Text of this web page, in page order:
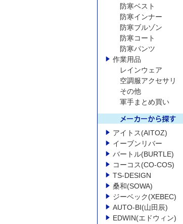
防寒ベスト
防寒インナー
防寒ブルゾン
防寒コート
防寒パンツ
作業用品
レインウェア
空調服アクセサリ
その他
軍手まとめ買い
アイトス(AITOZ)
イーブンリバー
バートル(BURTLE)
コーコス(CO-COS)
TS-DESIGN
桑和(SOWA)
ジーベック(XEBEC)
AUTO-BI(山田辰)
EDWIN(エドウィン)